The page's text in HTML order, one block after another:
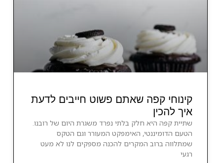
קינוחי קפה שאתם פשוט חייבים לדעת
איך להכין
שתיית קפה היא חלק בלתי נפרד משגרת היום של רובנו.
הטעם הדומיננטי, האימפקט המעורר וגם הטקס
שמתלווה ברוב המקרים להכנה מספקים לנו לא מעט
רגעי